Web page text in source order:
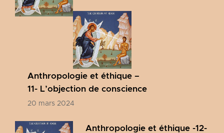
Anthropologie et éthique –
11- L’objection de conscience
20 mars 2024
Anthropologie et éthique -12-